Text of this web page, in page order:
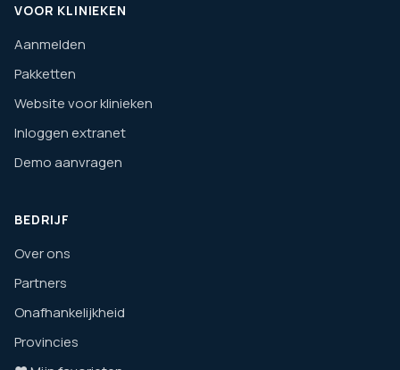
VOOR KLINIEKEN
Aanmelden
Pakketten
Website voor klinieken
Inloggen extranet
Demo aanvragen
BEDRIJF
Over ons
Partners
Onafhankelijkheid
Provincies